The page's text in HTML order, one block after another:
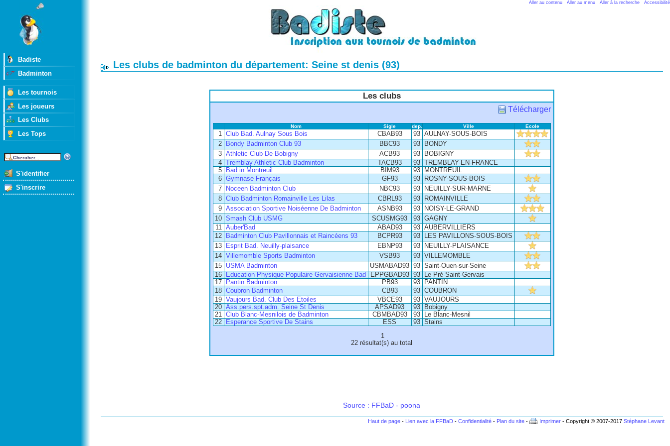
Aller au contenu Aller au menu Aller à la recherche Accessibilité
Badiste
Badminton
Les tournois
Les joueurs
Les Clubs
Les Tops
S'identifier
S'inscrire
Les clubs de badminton du département: Seine st denis (93)
Les clubs
Télécharger
Nom Sigle dep. Ville Ecole
1 Club Bad. Aulnay Sous Bois CBAB93 93 AULNAY-SOUS-BOIS
2
Bondy Badminton Club 93 BBC93 93
BONDY
3 Athletic Club De Bobigny ACB93 93
BOBIGNY
4
Tremblay Athletic Club Badminton TACB93 93
TREMBLAY-EN-FRANCE
5
Bad in Montreuil BIM93 93
MONTREUIL
6 Gymnase Français GF93 93
ROSNY-SOUS-BOIS
7
Noceen Badminton Club NBC93 93
NEUILLY-SUR-MARNE
8 Club Badminton Romainville Les Lilas CBRL93 93
ROMAINVILLE
9 Association Sportive Noiséenne De Badminton ASNB93 93
NOISY-LE-GRAND
10 Smash Club USMG SCUSMG93 93 GAGNY
11 Auber'Bad ABAD93 93 AUBERVILLIERS
12
Badminton Club Pavillonnais et Raincéens 93 BCPR93 93
LES PAVILLONS-SOUS-BOIS
13
Esprit Bad. Neuilly-plaisance EBNP93 93
NEUILLY-PLAISANCE
14 Villemomble Sports Badminton VSB93 93 VILLEMOMBLE
15
USMA Badminton USMABAD93 93 Saint-Ouen-sur-Seine
16
Education Physique Populaire Gervaisienne Bad EPPGBAD93 93
Le Pré-Saint-Gervais
17
Pantin Badminton PB93 93
PANTIN
18 Coubron Badminton CB93 93 COUBRON
19 Vaujours Bad. Club Des Etoiles VBCE93 93 VAUJOURS
20 Ass.pers.spt.adm. Seine St Denis APSAD93 93
Bobigny
21 Club Blanc-Mesnilois de Badminton CBMBAD93 93
Le Blanc-Mesnil
22
Esperance Sportive De Stains ESS 93 Stains
1
22 résultat(s) au total
Source : FFBaD - poona
Haut de page - Lien avec la FFBaD -Confidentialité - Plan du site - Imprimer - Copyright © 2007-2017Stéphane Levant